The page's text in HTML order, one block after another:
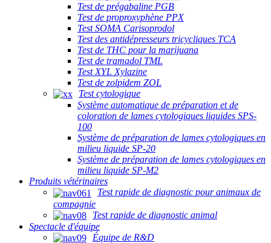
Test de prégabaline PGB
Test de proproxyphène PPX
Test SOMA Carisoprodol
Test des antidépresseurs tricycliques TCA
Test de THC pour la marijuana
Test de tramadol TML
Test XYL Xylazine
Test de zolpidem ZOL
Test cytologique
Système automatique de préparation et de
coloration de lames cytologiques liquides SPS-
100
Système de préparation de lames cytologiques en
milieu liquide SP-20
Système de préparation de lames cytologiques en
milieu liquide SP-M2
Produits vétérinaires
Test rapide de diagnostic pour animaux de
compagnie
Test rapide de diagnostic animal
Spectacle d'équipe
Équipe de R&D